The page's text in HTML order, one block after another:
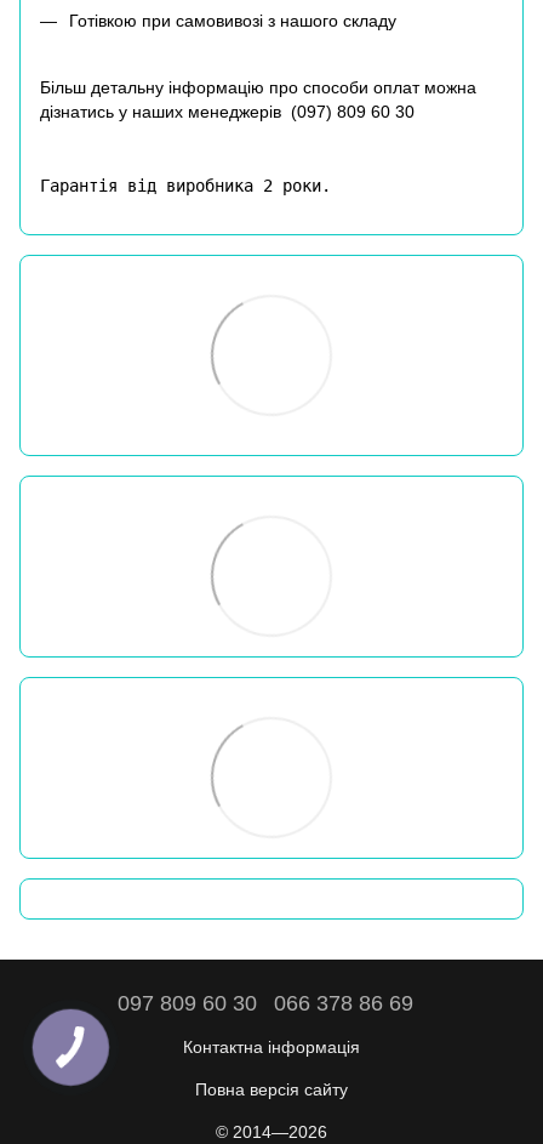
Готівкою при самовивозі з нашого складу
Більш детальну інформацію про способи оплат можна
дізнатись у наших менеджерів (097) 809 60 30
Гарантія від виробника 2 роки.
097 809 60 30 066 378 86 69
Контактна інформація
Повна версія сайту
© 2014—2026